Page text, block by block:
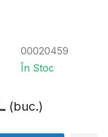
00020459
În Stoc
(buc.)